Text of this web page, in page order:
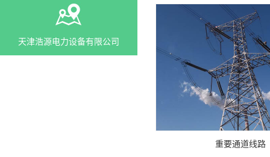
天津浩源电力设备有限公司
重要通道线路